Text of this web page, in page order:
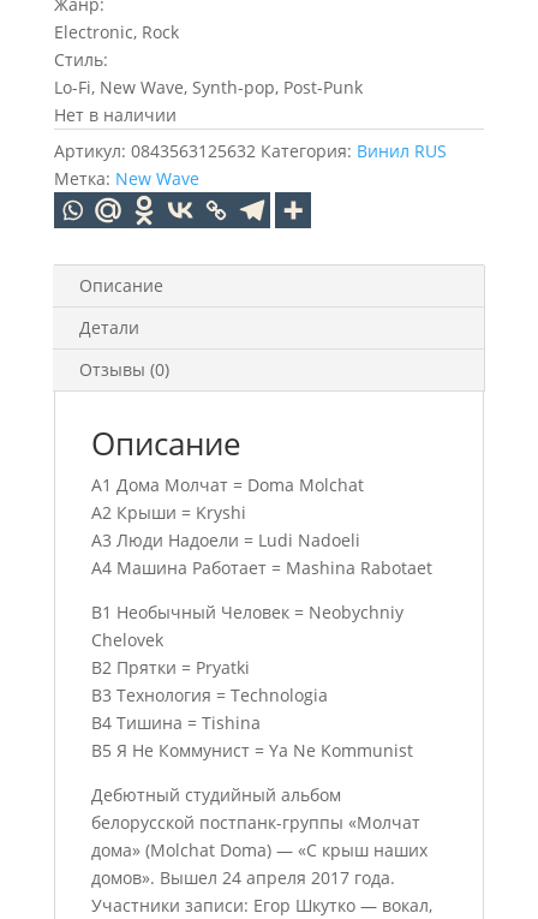
Electronic, Rock
Стиль:
Lo-Fi, New Wave, Synth-pop, Post-Punk
Нет в наличии
Артикул: 0843563125632 Категория: Винил RUS
Метка: New Wave
Описание
Детали
Отзывы (0)
Описание
A1 Дома Молчат = Doma Molchat
A2 Крыши = Kryshi
A3 Люди Надоели = Ludi Nadoeli
A4 Машина Работает = Mashina Rabotaet
B1 Необычный Человек = Neobychniy
Chelovek
B2 Прятки = Pryatki
B3 Технология = Technologia
B4 Тишина = Tishina
B5 Я Не Коммунист = Ya Ne Kommunist
Дебютный студийный альбом
белорусской постпанк-группы «Молчат
дома» (Molchat Doma) — «С крыш наших
домов». Вышел 24 апреля 2017 года.
Участники записи: Егор Шкутко — вокал,